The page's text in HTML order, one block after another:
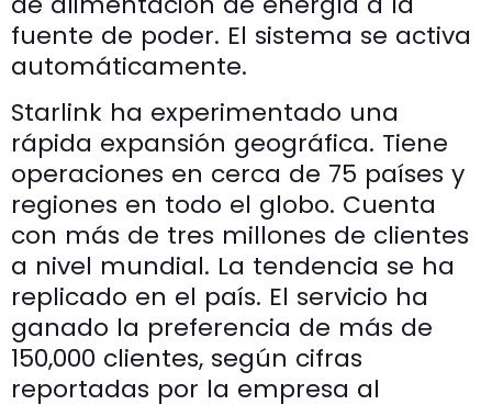
fuente de poder. El sistema se activa
automáticamente.
Starlink ha experimentado una
rápida expansión geográfica. Tiene
operaciones en cerca de 75 países y
regiones en todo el globo. Cuenta
con más de tres millones de clientes
a nivel mundial. La tendencia se ha
replicado en el país. El servicio ha
ganado la preferencia de más de
150,000 clientes, según cifras
reportadas por la empresa al